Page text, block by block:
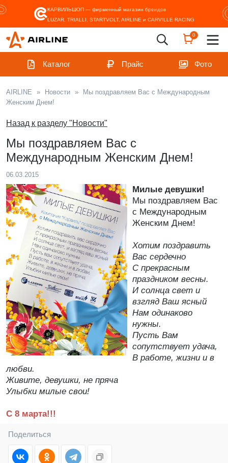
КАРВИЛЬШОП — фирменный магазин брендов
LUZAR, TRIALLI, STARTVOLT, AIRLINE и CARVILLE RACING
0
Каталог Прайс Фото
AIRLINE » Новости »
Мы поздравляем Вас с Международным
Женским Днем!
Назад к разделу "Новости"
Мы поздравляем Вас с
Международным Женским Днем!
06.03.2015
Милые девушки!
Мы поздравляем Вас
с Международным
Женским Днем!
Хотим поздравить
Вас сердечно
С прекрасным
праздником весны.
И солнца свет и
взгляд Ваш ясный
Нам одинаково
нужны.
Пусть Вам
сопутствует удача,
В работе, жизни и в
любви.
Живите, девушки, не пряча
Улыбки милые свои!
С 8 марта!!!
Поделиться